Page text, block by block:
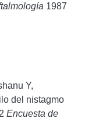
1987
Y,
del nistagmo
Encuesta de